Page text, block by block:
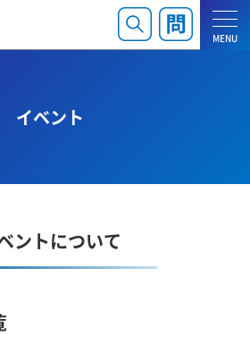
MENU
イベント
ントについて